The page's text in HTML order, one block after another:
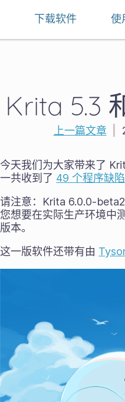
下载软件 使
Krita 5.3
上一篇文章
今天我们为大家带来了
一共收到了 49 个程序缺
请注意：Krita 6.0.0-
您想要在实际生产环境
版本。
这一版软件还带有由